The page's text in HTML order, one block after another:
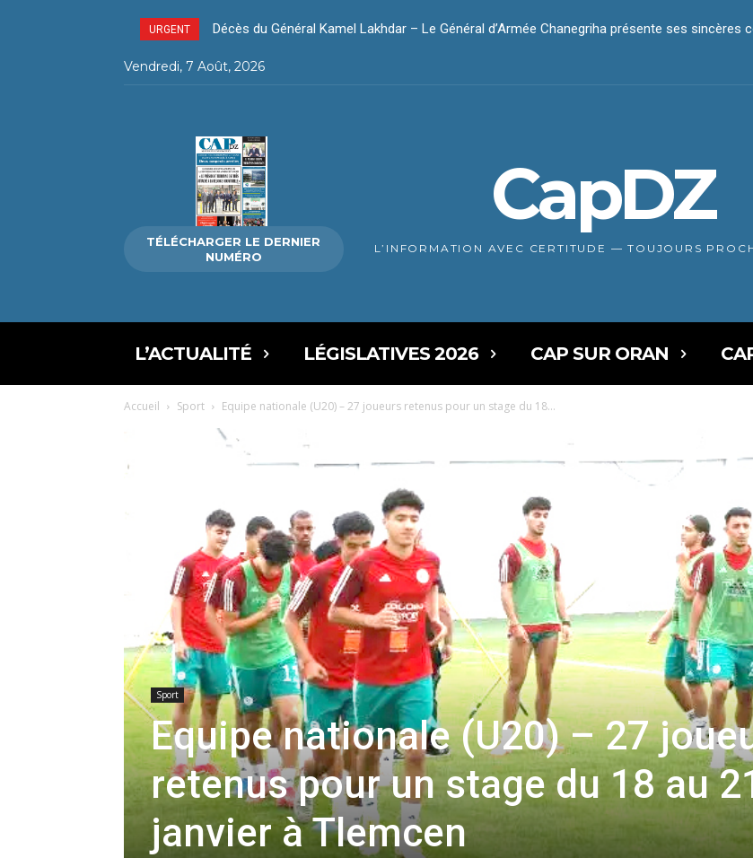
URGENT Décès du Général Kamel Lakhdar – Le Général d’Armée Chanegriha présente ses sincères
Décès du Général Kamel Lakhdar – Le président Tebboune présente ses condoléances
Vendredi, 7 Août, 2026
TÉLÉCHARGER LE DERNIER
NUMÉRO
CapDZ
L’INFORMATION AVEC CERTITUDE — TOUJOURS
L’ACTUALITÉ LÉGISLATIVES 2026 CAP SUR ORAN
Accueil Sport Equipe nationale (U20) – 27 joueurs retenus pour un stage du 18...
Sport
Equipe nationale (U20) – 27
retenus pour un stage du 18 au
janvier à Tlemcen